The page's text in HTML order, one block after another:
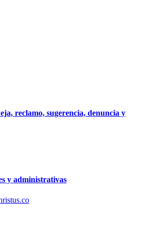
reclamo, sugerencia, denuncia y
y administrativas